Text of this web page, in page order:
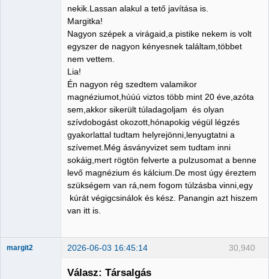
nekik.Lassan alakul a tető javítása is.
Margitka!
Nagyon szépek a virágaid,a pistike nekem is volt
egyszer de nagyon kényesnek találtam,többet
nem vettem.
Lia!
Én nagyon rég szedtem valamikor
magnéziumot,húúú viztos több mint 20 éve,azóta
sem,akkor sikerült túladagoljam és olyan
szívdobogást okozott,hónapokig végül légzés
gyakorlattal tudtam helyrejönni,lenyugtatni a
szívemet.Még ásványvizet sem tudtam inni
sokáig,mert rögtön felverte a pulzusomat a benne
levő magnézium és kálcium.De most úgy éreztem
szükségem van rá,nem fogom túlzásba vinni,egy
kúrát végigcsinálok és kész. Panangin azt hiszem
van itt is.
30,940
margit2 2026-06-03 16:45:14
Válasz: Társalgás